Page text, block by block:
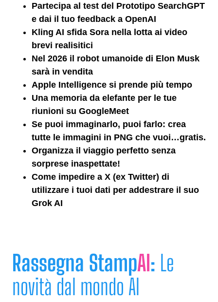
Partecipa al test del Prototipo SearchGPT
e dai il tuo feedback a OpenAI
Kling AI sfida Sora nella lotta ai video
brevi realisitici
Nel 2026 il robot umanoide di Elon Musk
sarà in vendita
Apple Intelligence si prende più tempo
Una memoria da elefante per le tue
riunioni su GoogleMeet
Se puoi immaginarlo, puoi farlo: crea
tutte le immagini in PNG che vuoi…gratis.
Organizza il viaggio perfetto senza
sorprese inaspettate!
Come impedire a X (ex Twitter) di
utilizzare i tuoi dati per addestrare il suo
Grok AI
Rassegna StampAI: Le
novità dal mondo AI